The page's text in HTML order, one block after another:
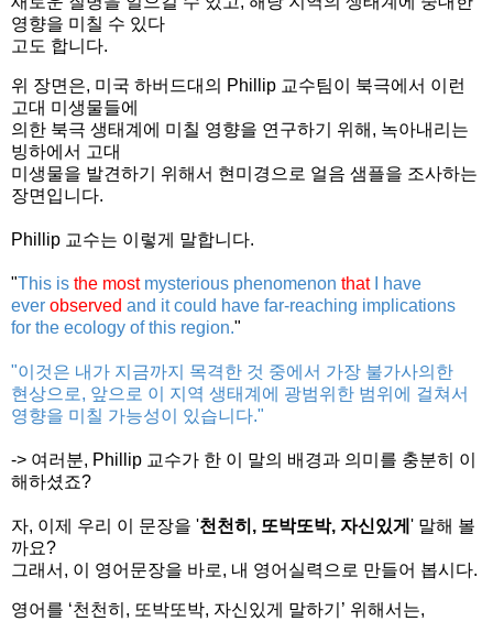
영향을 미칠 수 있다
고도 합니다.
위 장면은, 미국 하버드대의 Phillip 교수팀이 북극에서 이런
고대 미생물들에
의한 북극 생태계에 미칠 영향을 연구하기 위해, 녹아내리는
빙하에서 고대
미생물을 발견하기 위해서 현미경으로 얼음 샘플을 조사하는
장면입니다.
Phillip 교수는 이렇게 말합니다.
"This is the mostmysterious phenomenon thatI have
ever observed and it could have far-reaching implications
for the ecology of this region."
"이것은 내가 지금까지 목격한 것 중에서 가장 불가사의한
현상으로, 앞으로 이 지역 생태계에 광범위한 범위에 걸쳐서
영향을 미칠 가능성이 있습니다."
-> 여러분, Phillip 교수가 한 이 말의 배경과 의미를 충분히 이
해하셨죠?
자, 이제 우리 이 문장을 '천천히, 또박또박, 자신있게 ' 말해 볼
까요?
그래서, 이 영어문장을 바로, 내 영어실력으로 만들어 봅시다.
영어를 ‘천천히, 또박또박, 자신있게 말하기 ’ 위해서는,